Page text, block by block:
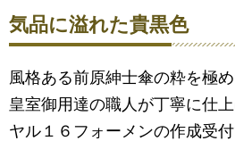
気品に溢れた貴黒色
風格ある前原紳士傘の粋を極
皇室御用達の職人が丁寧に仕
ヤル１６フォーメンの作成受